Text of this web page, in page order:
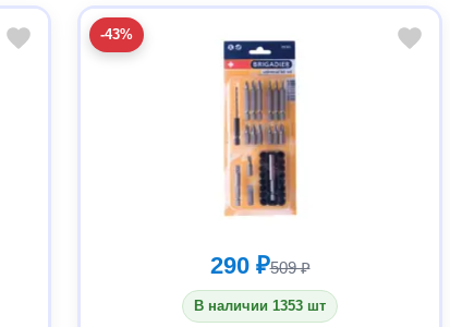
-43%
290 ₽509 ₽
В наличии 1353 шт